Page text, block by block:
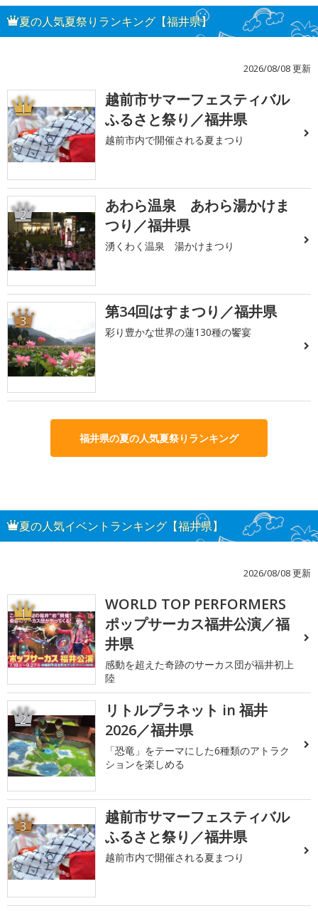
夏の人気夏祭りランキング【福井県】
2026/08/08 更新
1
越前市サマーフェスティバル
ふるさと祭り／福井県
越前市内で開催される夏まつり
2
あわら温泉 あわら湯かけま
つり／福井県
湧くわく温泉 湯かけまつり
3 第34回はすまつり／福井県
彩り豊かな世界の蓮130種の饗宴
福井県の夏の人気夏祭りランキング
夏の人気イベントランキング【福井県】
2026/08/08 更新
1
WORLD TOP PERFORMERS
ポップサーカス福井公演／福
井県
感動を超えた奇跡のサーカス団が福井初上
陸
2
リトルプラネット in 福井
2026／福井県
「恐竜」をテーマにした6種類のアトラク
ションを楽しめる
3
越前市サマーフェスティバル
ふるさと祭り／福井県
越前市内で開催される夏まつり